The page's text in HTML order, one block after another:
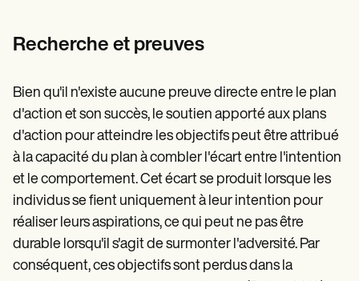
Recherche et preuves
Bien qu'il n'existe aucune preuve directe entre le plan
d'action et son succès, le soutien apporté aux plans
d'action pour atteindre les objectifs peut être attribué
à la capacité du plan à combler l'écart entre l'intention
et le comportement. Cet écart se produit lorsque les
individus se fient uniquement à leur intention pour
réaliser leurs aspirations, ce qui peut ne pas être
durable lorsqu'il s'agit de surmonter l'adversité. Par
conséquent, ces objectifs sont perdus dans la